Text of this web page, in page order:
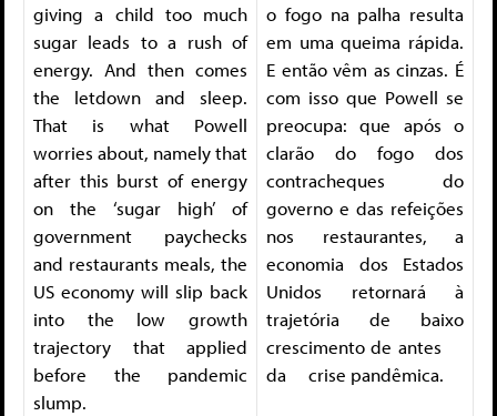
giving a child too much
sugar leads to a rush of
energy. And then comes
the letdown and sleep.
That is what Powell
worries about, namely that
after this burst of energy
on the ‘sugar high’ of
government paychecks
and restaurants meals, the
US economy will slip back
into the low growth
trajectory that applied
before the pandemic
slump.
o fogo na palha resulta
em uma queima rápida.
E então vêm as cinzas. É
com isso que Powell se
preocupa: que após o
clarão do fogo dos
contracheques do
governo e das refeições
nos restaurantes, a
economia dos Estados
Unidos retornará à
trajetória de baixo
crescimento de antes
da crise pandêmica.